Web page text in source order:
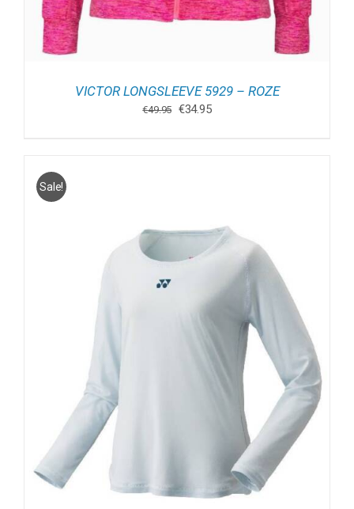
VICTOR LONGSLEEVE 5929 – ROZE
€49.95 Oorspronkelijke
€34.95Huidige
Sale!